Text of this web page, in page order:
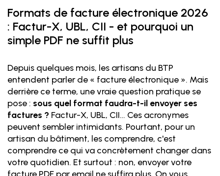
Formats de facture électronique 2026
: Factur-X, UBL, CII - et pourquoi un
simple PDF ne suffit plus
Depuis quelques mois, les artisans du BTP
entendent parler de « facture électronique ». Mais
derrière ce terme, une vraie question pratique se
pose : sous quel format faudra-t-il envoyer ses
factures ? Factur-X, UBL, CII… Ces acronymes
peuvent sembler intimidants. Pourtant, pour un
artisan du bâtiment, les comprendre, c'est
comprendre ce qui va concrètement changer dans
votre quotidien. Et surtout : non, envoyer votre